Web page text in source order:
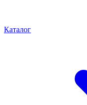
Каталог